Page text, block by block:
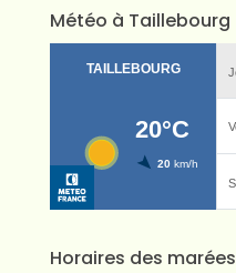
Météo à Taillebourg
Horaires des marées